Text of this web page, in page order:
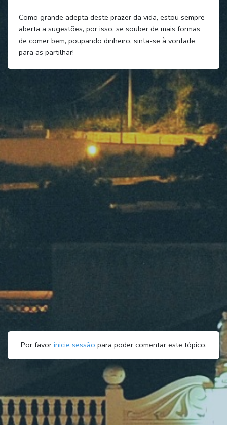
Como grande adepta deste prazer da vida, estou sempre
aberta a sugestões, por isso, se souber de mais formas
de comer bem, poupando dinheiro, sinta-se à vontade
para as partilhar!
Por favor inicie sessão para poder comentar este tópico.